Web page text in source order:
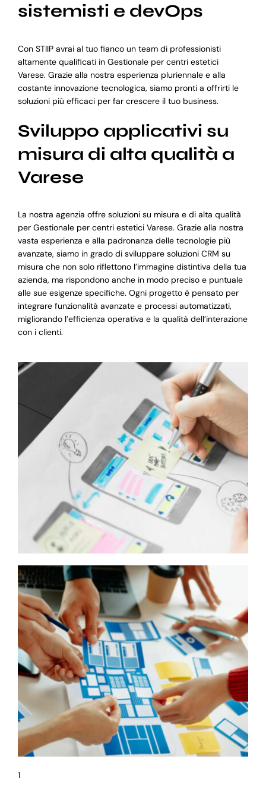
sistemisti e devOps
Con STIIP avrai al tuo fianco un team di professionisti
altamente qualificati in Gestionale per centri estetici
Varese. Grazie alla nostra esperienza pluriennale e alla
costante innovazione tecnologica, siamo pronti a offrirti le
soluzioni più efficaci per far crescere il tuo business.
Sviluppo applicativi su
misura di alta qualità a
Varese
La nostra agenzia offre soluzioni su misura e di alta qualità
per Gestionale per centri estetici Varese. Grazie alla nostra
vasta esperienza e alla padronanza delle tecnologie più
avanzate, siamo in grado di sviluppare soluzioni CRM su
misura che non solo riflettono l’immagine distintiva della tua
azienda, ma rispondono anche in modo preciso e puntuale
alle sue esigenze specifiche. Ogni progetto è pensato per
integrare funzionalità avanzate e processi automatizzati,
migliorando l’efficienza operativa e la qualità dell’interazione
con i clienti.
1